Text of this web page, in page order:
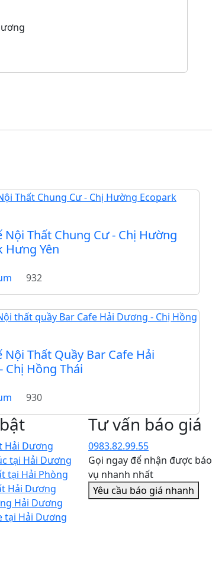
Nội Thất Chung Cư - Chị Hường
Hưng Yên
932
Nội Thất Quầy Bar Cafe Hải
Chị Hồng Thái
930
Hải Dương
tại Hải Dương
tại Hải Phòng
Hải Dương
Hải Dương
tại Hải Dương
Tư vấn báo giá
0983.82.99.55
Gọi ngay để nhận được
vụ nhanh nhất
Yêu cầu báo giá nhanh